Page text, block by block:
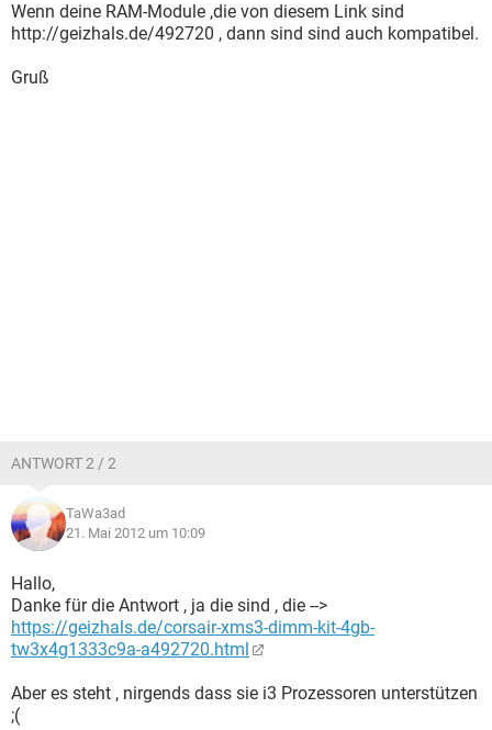
Wenn deine RAM-Module ,die von diesem Link sind
http://geizhals.de/492720 , dann sind sind auch kompatibel.
Gruß
ANTWORT 2 / 2
TaWa3ad
21. Mai 2012 um 10:09
Hallo,
Danke für die Antwort , ja die sind , die -->
https://geizhals.de/corsair-xms3-dimm-kit-4gb-
tw3x4g1333c9a-a492720.html
Aber es steht , nirgends dass sie i3 Prozessoren unterstützen
;(